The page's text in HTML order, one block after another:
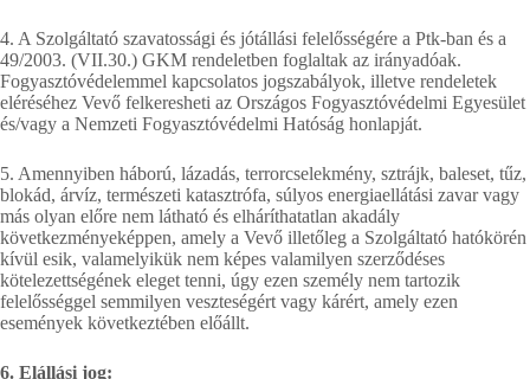
4. A Szolgáltató szavatossági és jótállási felelősségére a Ptk-ban és a
49/2003. (VII.30.) GKM rendeletben foglaltak az irányadóak.
Fogyasztóvédelemmel kapcsolatos jogszabályok, illetve rendeletek
eléréséhez Vevő felkeresheti az Országos Fogyasztóvédelmi Egyesület
és/vagy a Nemzeti Fogyasztóvédelmi Hatóság honlapját.
5. Amennyiben háború, lázadás, terrorcselekmény, sztrájk, baleset, tűz,
blokád, árvíz, természeti katasztrófa, súlyos energiaellátási zavar vagy
más olyan előre nem látható és elháríthatatlan akadály
következményeképpen, amely a Vevő illetőleg a Szolgáltató hatókörén
kívül esik, valamelyikük nem képes valamilyen szerződéses
kötelezettségének eleget tenni, úgy ezen személy nem tartozik
felelősséggel semmilyen veszteségért vagy kárért, amely ezen
események következtében előállt.
6. Elállási jog: